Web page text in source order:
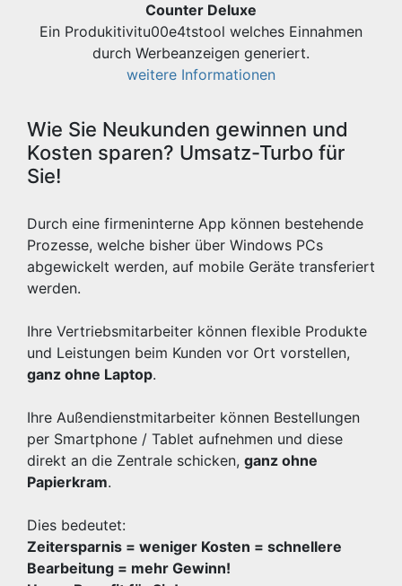
Counter Deluxe
Ein Produkitivitu00e4tstool welches Einnahmen
durch Werbeanzeigen generiert.
weitere Informationen
Wie Sie Neukunden gewinnen und
Kosten sparen? Umsatz-Turbo für
Sie!
Durch eine firmeninterne App können bestehende
Prozesse, welche bisher über Windows PCs
abgewickelt werden, auf mobile Geräte transferiert
werden.
Ihre Vertriebsmitarbeiter können flexible Produkte
und Leistungen beim Kunden vor Ort vorstellen,
ganz ohne Laptop.
Ihre Außendienstmitarbeiter können Bestellungen
per Smartphone / Tablet aufnehmen und diese
direkt an die Zentrale schicken, ganz ohne
Papierkram.
Dies bedeutet:
Zeitersparnis = weniger Kosten = schnellere
Bearbeitung = mehr Gewinn!